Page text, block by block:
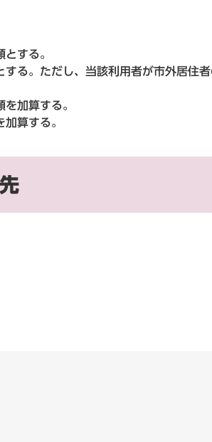
する。
る。ただし、当該利用者が市外居住
加算する。
算する。